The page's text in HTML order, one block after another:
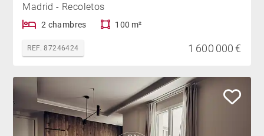
Madrid - Recoletos
2 chambres 100 m²
REF. 87246424 1 600 000 €